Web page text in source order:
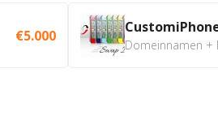
€5.000
Domeinnamen +